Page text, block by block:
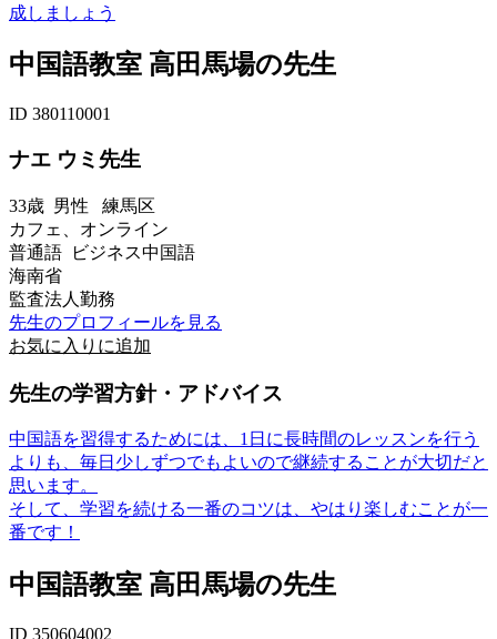
成しましょう
中国語教室 高田馬場の先生
ID 380110001
ナエ ウミ先生
33歳 男性 練馬区
カフェ、オンライン
普通語 ビジネス中国語
海南省
監査法人勤務
先生のプロフィールを見る
お気に入りに追加
先生の学習方針・アドバイス
中国語を習得するためには、1日に長時間のレッスンを行う
よりも、毎日少しずつでもよいので継続することが大切だと
思います。
そして、学習を続ける一番のコツは、やはり楽しむことが一
番です！
中国語教室 高田馬場の先生
ID 350604002